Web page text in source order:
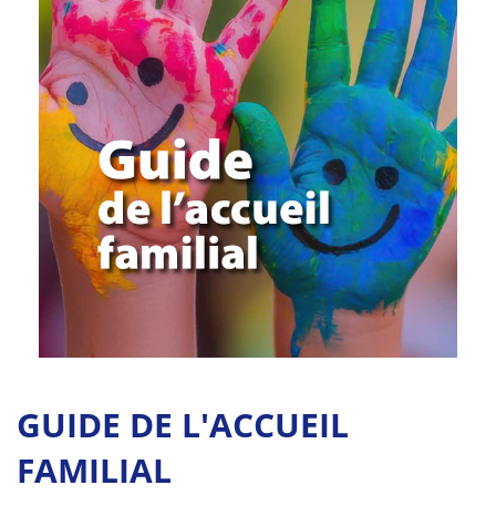
GUIDE DE L'ACCUEIL
FAMILIAL
[Télécharger
version
texte]